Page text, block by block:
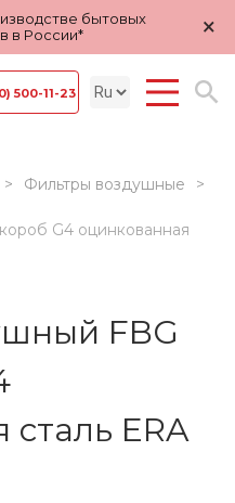
бытовых
в России*
×
500-11-23
Фильтры воздушные
G4 оцинкованная
FBG
ERA